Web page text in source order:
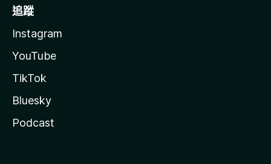
追蹤
Instagram
YouTube
TikTok
Bluesky
Podcast